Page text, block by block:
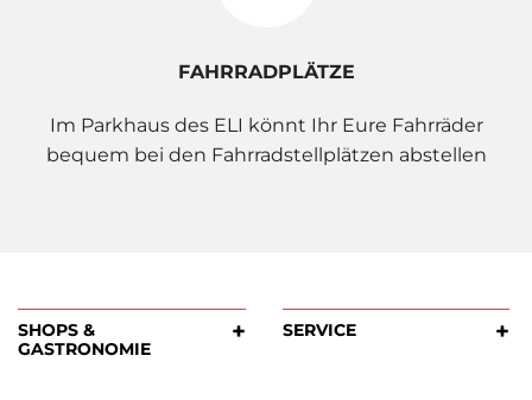
FAHRRADPLÄTZE
Im Parkhaus des ELI könnt Ihr Eure Fahrräder
bequem bei den Fahrradstellplätzen abstellen